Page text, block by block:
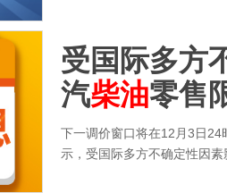
受国际多方
汽柴油零售
下一调价窗口将在12月3日
示，受国际多方不确定性因